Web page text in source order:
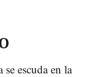
escuda en la